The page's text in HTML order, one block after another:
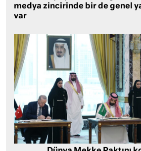
medya zincirinde bir de genel
var